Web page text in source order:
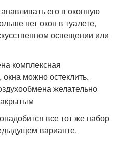
его в оконную
нет окон в туалете,
освещении или
комплексная
можно остеклить.
желательно
все тот же набор
варианте.